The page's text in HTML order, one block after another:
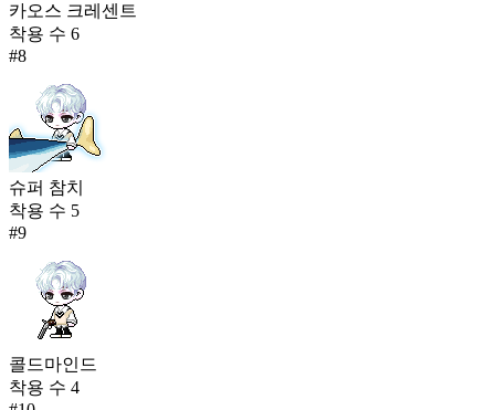
카오스 크레센트
착용 수 6
#8
슈퍼 참치
착용 수 5
#9
콜드마인드
착용 수 4